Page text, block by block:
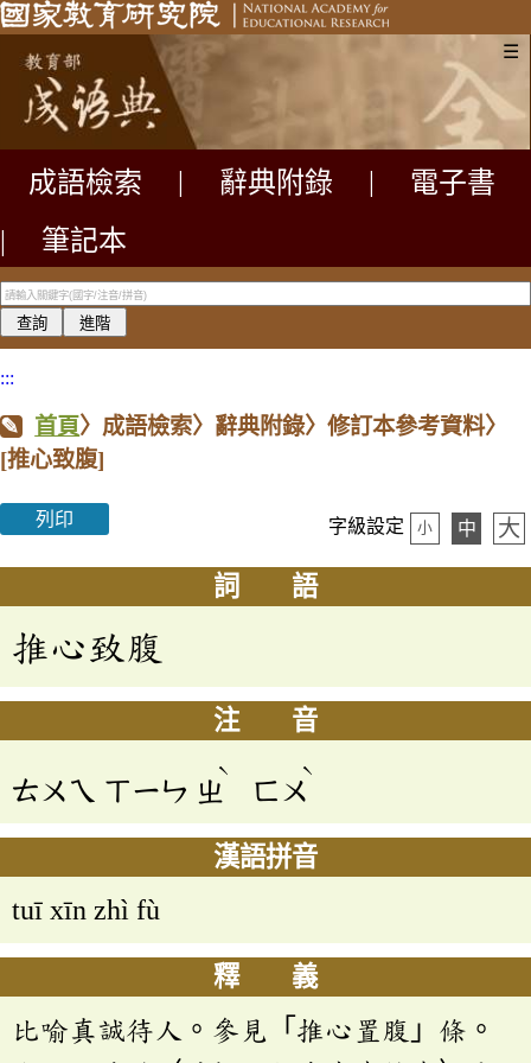
☰
成語檢索 辭典附錄
電子書
|
筆記本
:::
首頁〉成語檢索〉辭典附錄〉修訂本參考資料〉
[推心致腹]
列印 字級設定 小 中 大
詞 語
推心致腹
注 音
ㄊㄨㄟ ㄒㄧㄣ ㄓ
ˋ
ㄈㄨ
ˋ
漢語拼音
tuī xīn zhì fù
釋 義
比喻真誠待人。參見「推心置腹」條。